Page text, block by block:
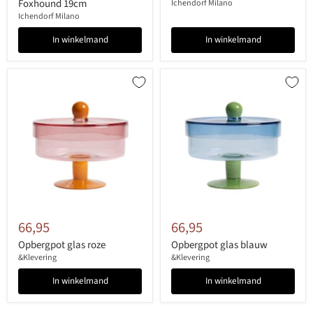
Foxhound 19cm
Ichendorf Milano
In winkelmand
Ichendorf Milano
In winkelmand
66,95
Opbergpot glas roze
&Klevering
In winkelmand
66,95
Opbergpot glas blauw
&Klevering
In winkelmand